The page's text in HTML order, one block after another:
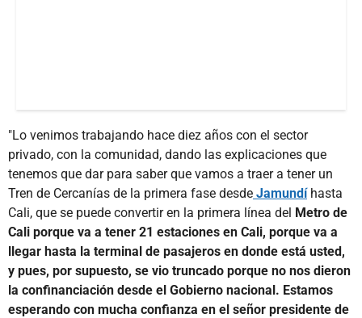
"Lo venimos trabajando hace diez años con el sector
privado, con la comunidad, dando las explicaciones que
tenemos que dar para saber que vamos a traer a tener un
Tren de Cercanías de la primera fase desde Jamundíhasta
Cali, que se puede convertir en la primera línea del Metro de
Cali porque va a tener 21 estaciones en Cali, porque va a
llegar hasta la terminal de pasajeros en donde está usted,
y pues, por supuesto, se vio truncado porque no nos dieron
la confinanciación desde el Gobierno nacional. Estamos
esperando con mucha confianza en el señor presidente de